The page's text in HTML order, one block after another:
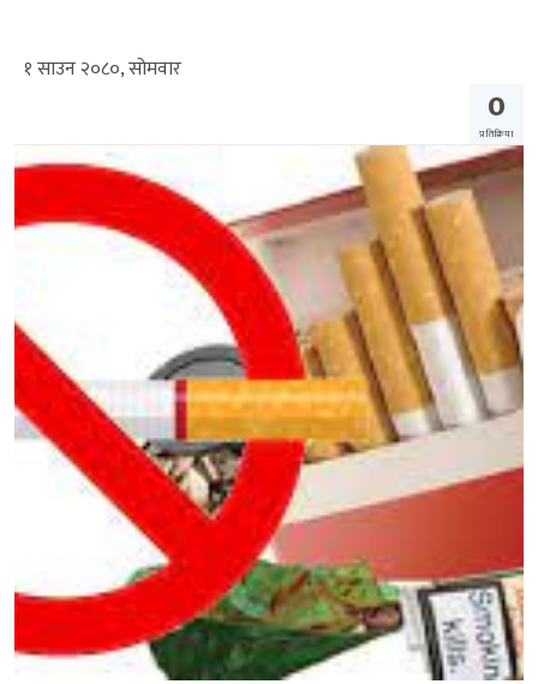
१ साउन २०८०, सोमवार
0
प्रतिक्रिया